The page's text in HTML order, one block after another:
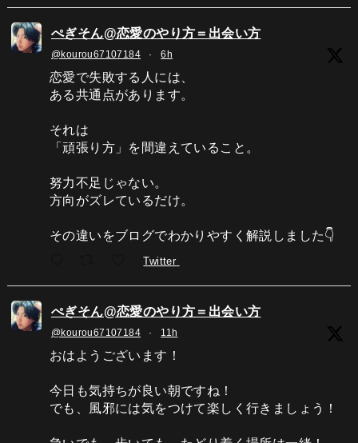
ぺぎそん@恋愛のやり方＝出会い方
@kourou67107184 · 6h
恋愛で失敗する人には、
ある共通点があります。
それは
「頑張り方」を間違えていること。
努力不足じゃない。
方向がズレているだけ。
その違いをブログでわかりやすく解説しました👇
Twitter
ぺぎそん@恋愛のやり方＝出会い方
@kourou67107184 · 11h
おはようございます！
今日も気持ちが良い朝ですね！
でも、風邪には気をつけて楽しく行きましょう！